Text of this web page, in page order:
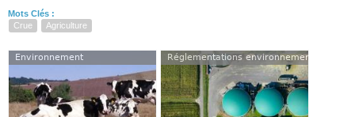
Mots Clés :
Crue
Agriculture
Environnement Réglementations environnementales